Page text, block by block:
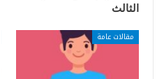
الثالث
مقالات عامة